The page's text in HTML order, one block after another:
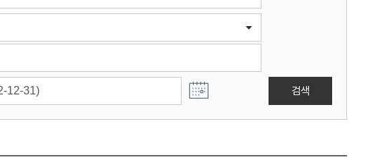
검색